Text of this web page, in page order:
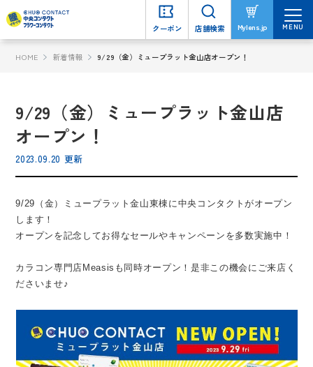
クーポン 店舗検索 Mylens.jp MENU
HOME 新着情報 9/29（金）ミュープラット金山店オープン！
9/29（金）ミュープラット金山店
オープン！
2023.09.20 更新
9/29（金）ミュープラット金山東棟に中央コンタクトがオープン
します！
オープンを記念してお得なセールやキャンペーンを多数実施中！
カラコン専門店Measisも同時オープン！是非この機会にご来店く
ださいませ♪
クーポン 店舗検索 Mylens.jp MENU